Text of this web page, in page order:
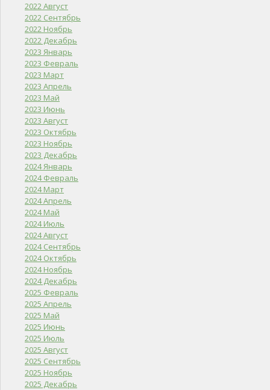
2022 Август
2022 Сентябрь
2022 Ноябрь
2022 Декабрь
2023 Январь
2023 Февраль
2023 Март
2023 Апрель
2023 Май
2023 Июнь
2023 Август
2023 Октябрь
2023 Ноябрь
2023 Декабрь
2024 Январь
2024 Февраль
2024 Март
2024 Апрель
2024 Май
2024 Июль
2024 Август
2024 Сентябрь
2024 Октябрь
2024 Ноябрь
2024 Декабрь
2025 Февраль
2025 Апрель
2025 Май
2025 Июнь
2025 Июль
2025 Август
2025 Сентябрь
2025 Ноябрь
2025 Декабрь